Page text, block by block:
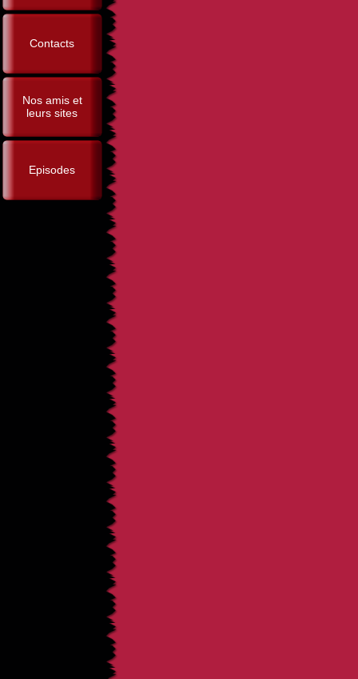
Contacts
Nos amis et
leurs sites
Episodes